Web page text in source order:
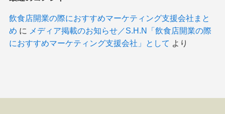
飲食店開業の際におすすめマーケティング支援会社まと
め に メディア掲載のお知らせ／S.H.N「飲食店開業の際
におすすめマーケティング支援会社」として より